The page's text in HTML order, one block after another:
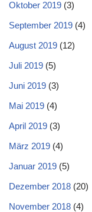
Oktober 2019 (3)
September 2019 (4)
August 2019 (12)
Juli 2019 (5)
Juni 2019 (3)
Mai 2019 (4)
April 2019 (3)
März 2019 (4)
Januar 2019 (5)
Dezember 2018 (20)
November 2018 (4)